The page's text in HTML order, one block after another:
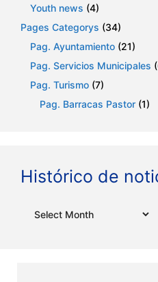
Youth news (4)
Pages Categorys (34)
Pag. Ayuntamiento (21)
Pag. Servicios Municipales
Pag. Turismo (7)
Pag. Barracas Pastor (1)
Histórico de